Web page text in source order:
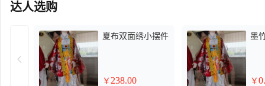
达人选购
夏布双面绣小摆件
￥ 238.00
墨
￥